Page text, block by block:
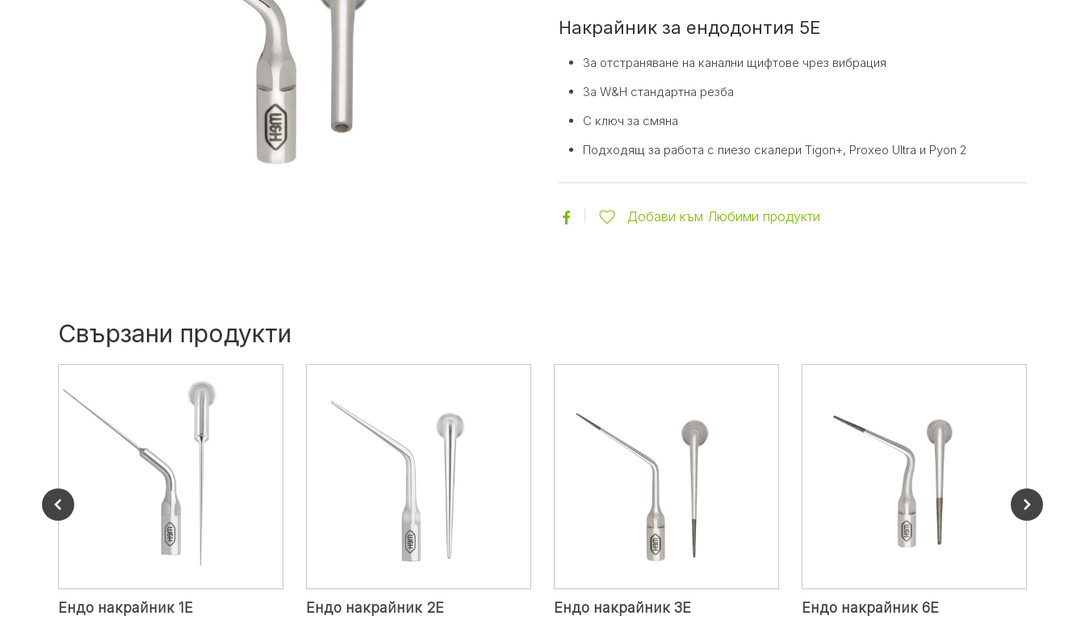
Накрайник за ендодонтия 5E
За отстраняване на канални щифтове чрез вибрация
За W&H стандартна резба
С ключ за смяна
Подходящ за работа с пиезо скалери Tigon+, Proxeo Ultra и Pyon 2
Добави към Любими продукти
Свързани продукти
Ендо накрайник 1E
Ендо накрайник 2E
Ендо накрайник 3E
Ендо накрайник 6E